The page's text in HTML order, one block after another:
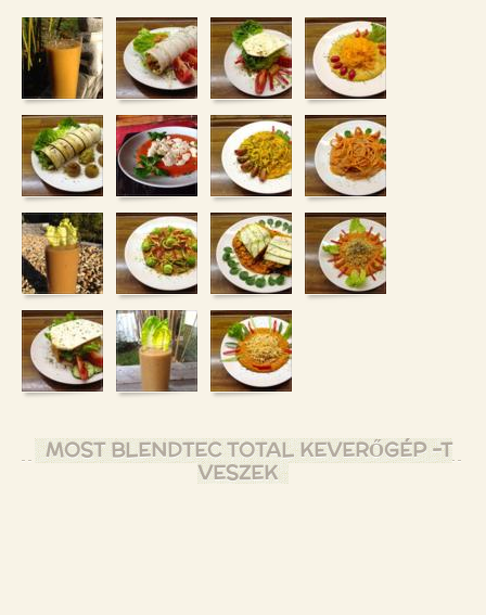
MOST BLENDTEC TOTAL KEVERŐGÉP -T
VESZEK